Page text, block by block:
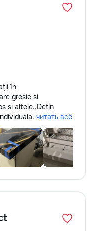
în
gresie si
si altele..Detin
читать всё